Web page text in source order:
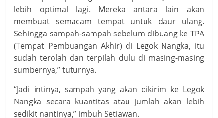
lebih optimal lagi. Mereka antara lain akan
membuat semacam tempat untuk daur ulang.
Sehingga sampah-sampah sebelum dibuang ke TPA
(Tempat Pembuangan Akhir) di Legok Nangka, itu
sudah terolah dan terpilah dulu di masing-masing
sumbernya,” tuturnya.
“Jadi intinya, sampah yang akan dikirim ke Legok
Nangka secara kuantitas atau jumlah akan lebih
sedikit nantinya,” imbuh Setiawan.